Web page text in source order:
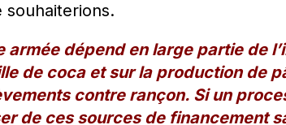
souhaiterions.
armée dépend en large partie de
de coca et sur la production de
contre rançon. Si un
de ces sources de financement